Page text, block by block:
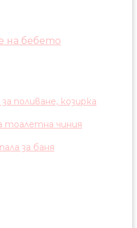
на бебето
поливане, козирка
тоалетна чиния
за баня